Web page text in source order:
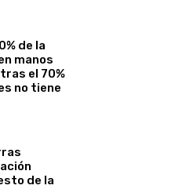
de la
manos
el 70%
no tiene
de la